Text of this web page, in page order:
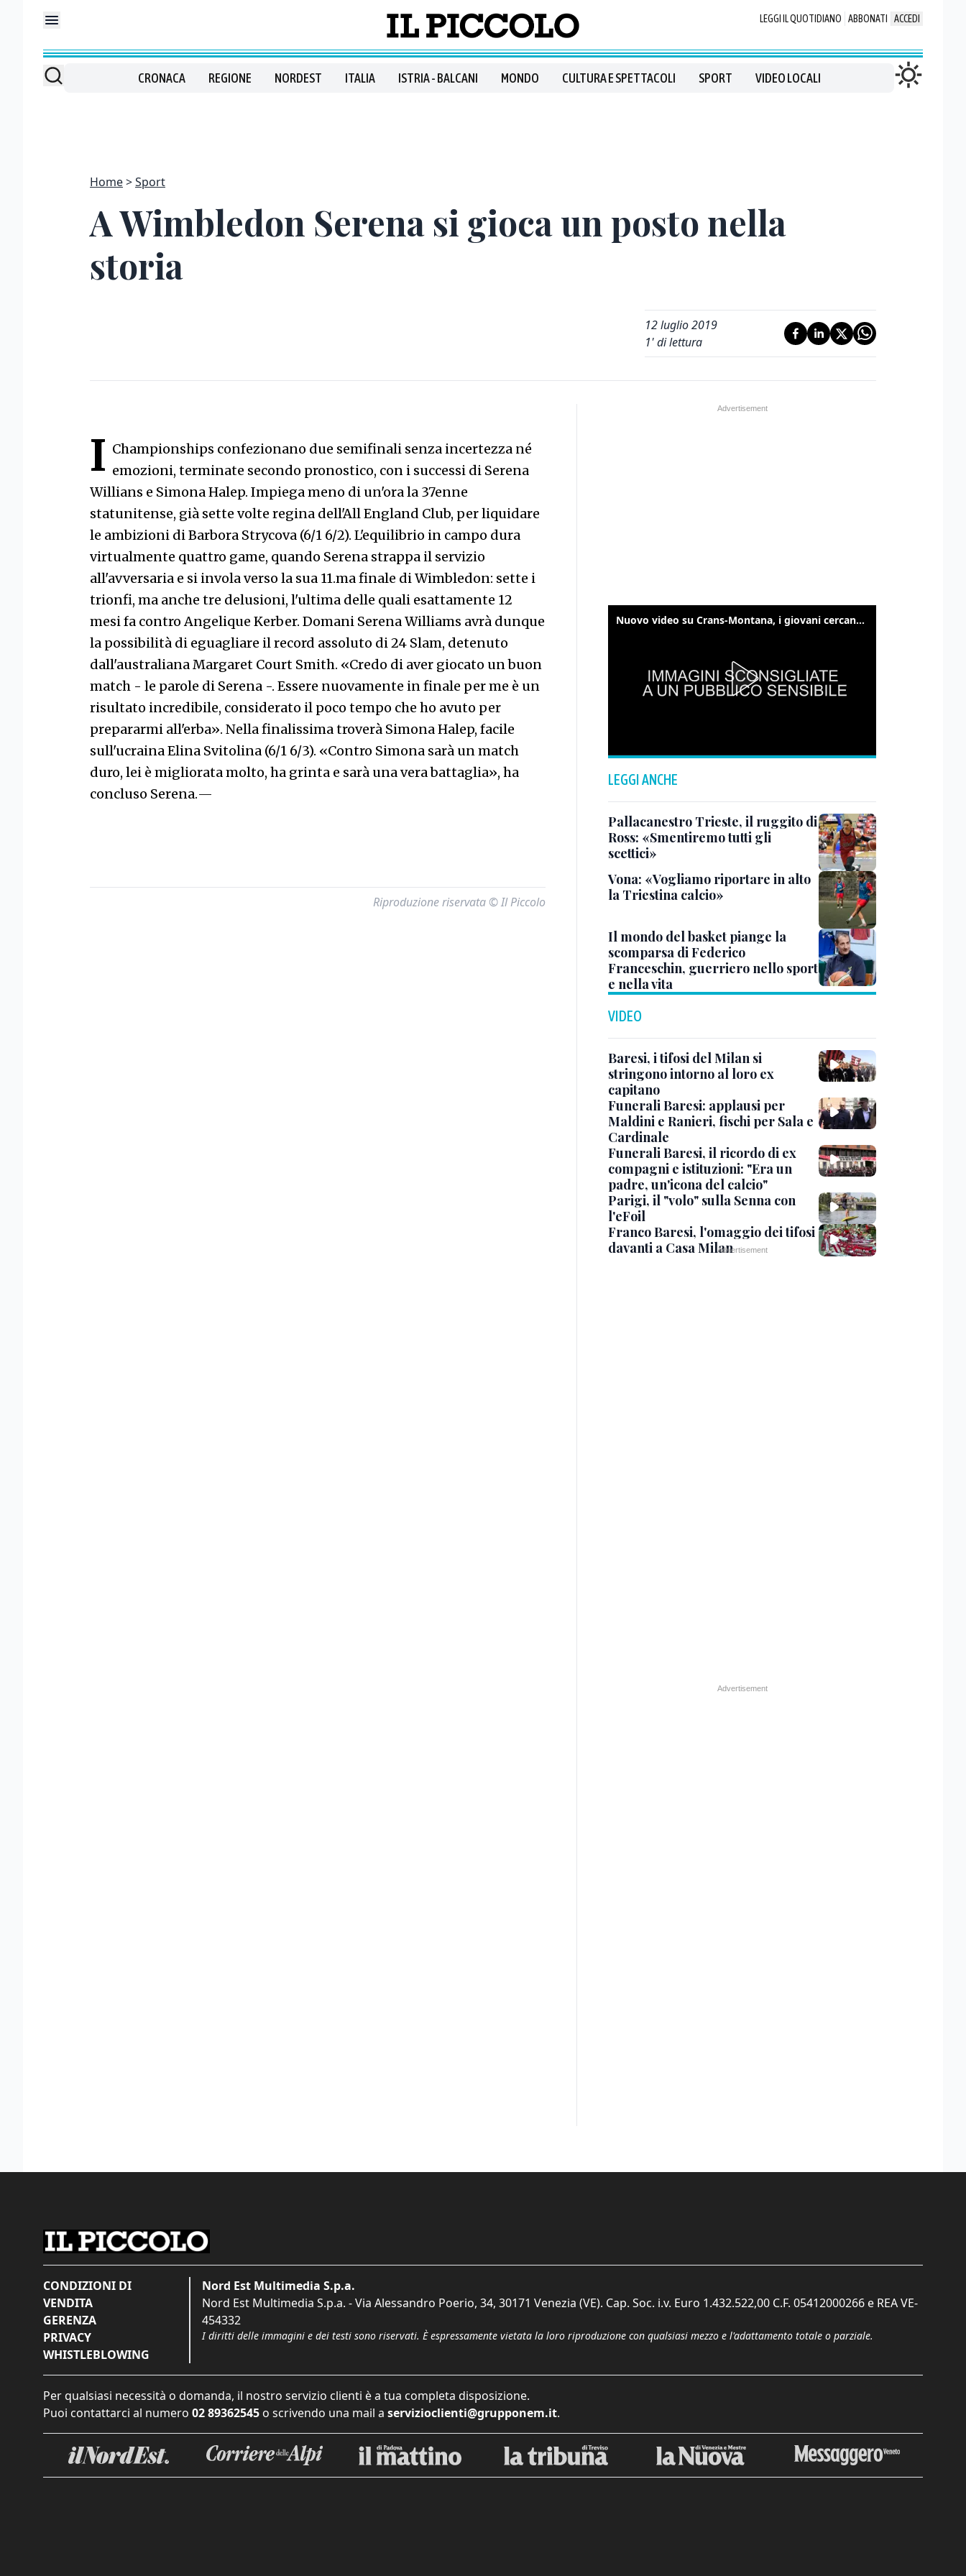
LEGGI IL QUOTIDIANO ABBONATI ACCEDI
CRONACA REGIONE NORDEST ITALIA ISTRIA - BALCANI MONDO CULTURA E SPETTACOLI SPORT VIDEO LOCALI
Home Sport
A Wimbledon Serena si gioca un posto nella
storia
12 luglio 2019
1' di lettura
I Championships confezionano due semifinali senza incertezza né
emozioni, terminate secondo pronostico, con i successi di Serena
Willians e Simona Halep. Impiega meno di un'ora la 37enne
statunitense, già sette volte regina dell'All England Club, per liquidare
le ambizioni di Barbora Strycova (6/1 6/2). L'equilibrio in campo dura
virtualmente quattro game, quando Serena strappa il servizio
all'avversaria e si invola verso la sua 11.ma finale di Wimbledon: sette i
trionfi, ma anche tre delusioni, l'ultima delle quali esattamente 12
mesi fa contro Angelique Kerber. Domani Serena Williams avrà dunque
la possibilità di eguagliare il record assoluto di 24 Slam, detenuto
dall'australiana Margaret Court Smith. «Credo di aver giocato un buon
match - le parole di Serena -. Essere nuovamente in finale per me è un
risultato incredibile, considerato il poco tempo che ho avuto per
prepararmi all'erba». Nella finalissima troverà Simona Halep, facile
sull'ucraina Elina Svitolina (6/1 6/3). «Contro Simona sarà un match
duro, lei è migliorata molto, ha grinta e sarà una vera battaglia», ha
concluso Serena.—
Riproduzione riservata © Il Piccolo
Nuovo video su Crans-Montana, i giovani cercano di sfondare le vetrate
LEGGI ANCHE
Pallacanestro Trieste, il ruggito di
Ross: «Smentiremo tutti gli
scettici»
Vona: «Vogliamo riportare in alto
la Triestina calcio»
Il mondo del basket piange la
scomparsa di Federico
Franceschin, guerriero nello sport
e nella vita
VIDEO
Baresi, i tifosi del Milan si
stringono intorno al loro ex
capitano
Funerali Baresi: applausi per
Maldini e Ranieri, fischi per Sala e
Cardinale
Funerali Baresi, il ricordo di ex
compagni e istituzioni: "Era un
padre, un'icona del calcio"
Parigi, il "volo" sulla Senna con
l'eFoil
Franco Baresi, l'omaggio dei tifosi
davanti a Casa Milan
CONDIZIONI DI
VENDITA
GERENZA
PRIVACY
WHISTLEBLOWING
Nord Est Multimedia S.p.a.
Nord Est Multimedia S.p.a. - Via Alessandro Poerio, 34, 30171 Venezia (VE). Cap. Soc. i.v. Euro 1.432.522,00 C.F. 05412000266 e REA VE-
454332
I diritti delle immagini e dei testi sono riservati. È espressamente vietata la loro riproduzione con qualsiasi mezzo e l'adattamento totale o parziale.
Per qualsiasi necessità o domanda, il nostro servizio clienti è a tua completa disposizione.
Puoi contattarci al numero 02 89362545 o scrivendo una mail a servizioclienti@grupponem.it.